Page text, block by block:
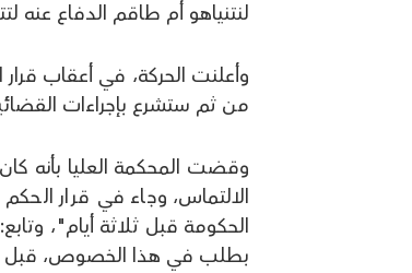
لنتنياهو أم طاقم الدفاع عنه
وأعلنت الحركة، في أعقاب
من ثم ستشرع بإجراءات
وقضت المحكمة العليا بأنه
الالتماس، وجاء في قرار
الحكومة قبل ثلاثة أيام"،
بطلب في هذا الخصوص، قبل